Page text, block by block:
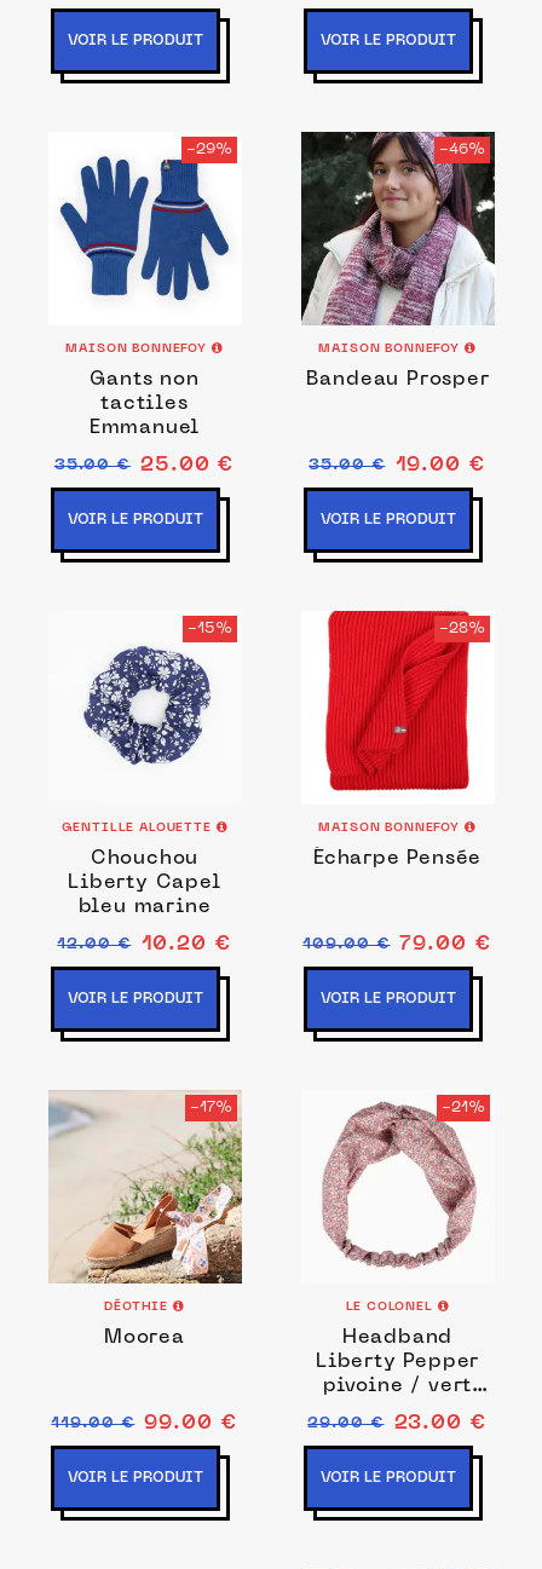
VOIR LE PRODUIT VOIR LE PRODUIT
-29%
MAISON BONNEFOY
Gants non
tactiles
Emmanuel
35.00 € 25.00 €
VOIR LE PRODUIT
-46%
MAISON BONNEFOY
Bandeau Prosper
35.00 € 19.00 €
VOIR LE PRODUIT
-15%
GENTILLE ALOUETTE
Chouchou
Liberty Capel
bleu marine
12.00 € 10.20 €
VOIR LE PRODUIT
-28%
MAISON BONNEFOY
Écharpe Pensée
109.00 € 79.00 €
VOIR LE PRODUIT
-17%
DÉOTHIE
Moorea
119.00 € 99.00 €
VOIR LE PRODUIT
-21%
LE COLONEL
Headband
Liberty Pepper
pivoine / vert
d'eau
29.00 € 23.00 €
VOIR LE PRODUIT